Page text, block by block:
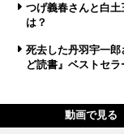
つげ義春さんと白
は？
死去した丹羽宇一
ど読書』ベストセラ
動画で見る